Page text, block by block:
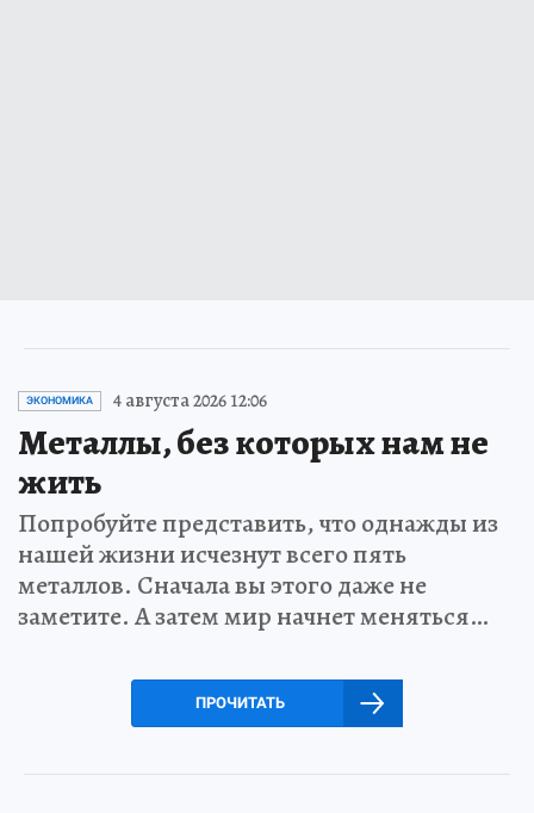
ЭКОНОМИКА 4 августа 2026 12:06
Металлы, без которых нам не
жить
Попробуйте представить, что однажды из
нашей жизни исчезнут всего пять
металлов. Сначала вы этого даже не
заметите. А затем мир начнет меняться…
ПРОЧИТАТЬ